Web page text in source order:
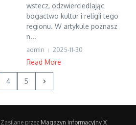
wstecz, odzwierciedlając
bogactwo kultur i religii tego
regionu. W artykule poznasz
n...
admin 2025-11-30
Read More
4 5
przez Magazyn informacyjny X